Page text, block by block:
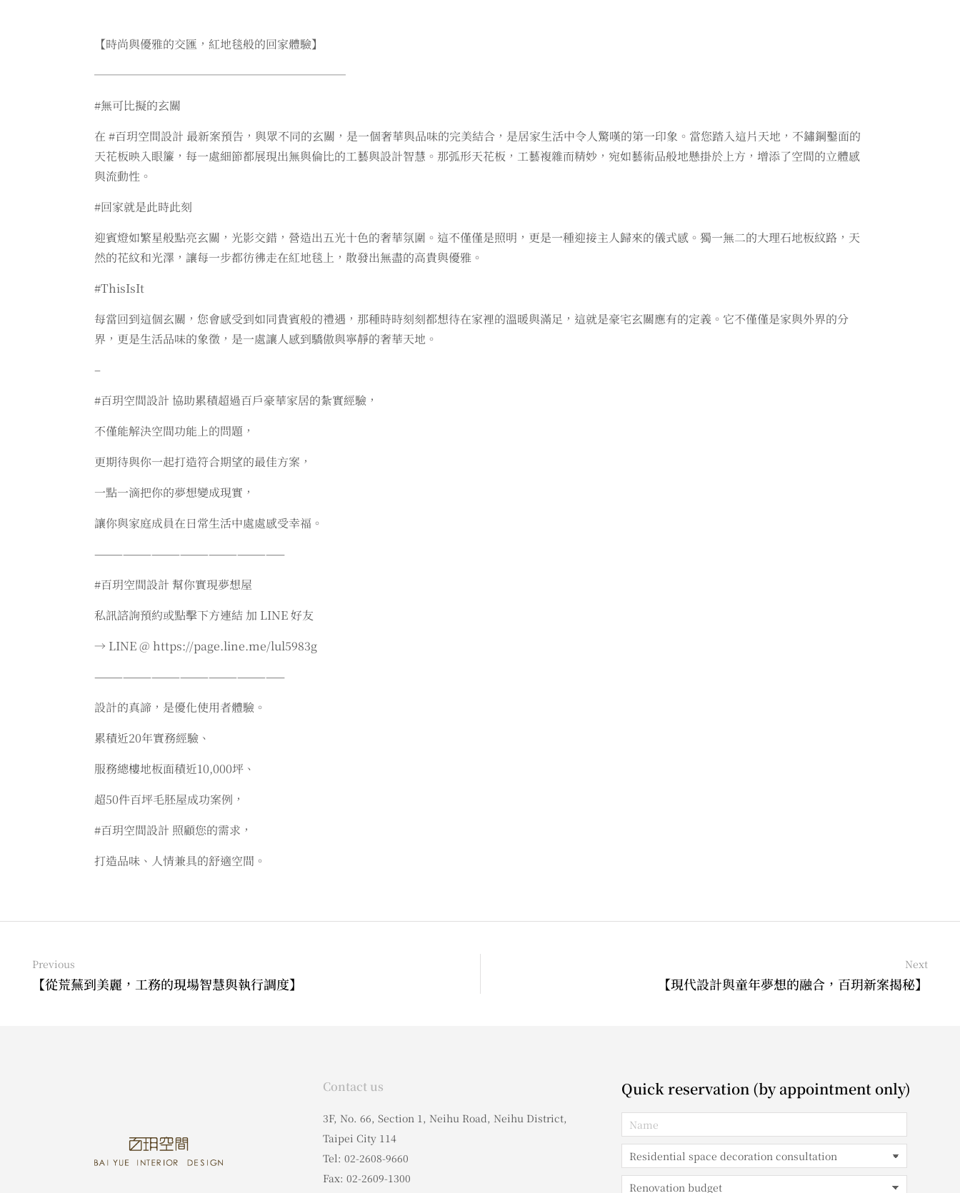
【時尚與優雅的交匯，紅地毯般的回家體驗】
──────────────────────
#無可比擬的玄關
在 #百玥空間設計 最新案預告，與眾不同的玄關，是一個奢華與品味的完美結合，是居家生活中令人驚嘆的第一印象。當您踏入這片天地，不鏽鋼鑿面的
天花板映入眼簾，每一處細節都展現出無與倫比的工藝與設計智慧。那弧形天花板，工藝複雜而精妙，宛如藝術品般地懸掛於上方，增添了空間的立體感
與流動性。
#回家就是此時此刻
迎賓燈如繁星般點亮玄關，光影交錯，營造出五光十色的奢華氛圍。這不僅僅是照明，更是一種迎接主人歸來的儀式感。獨一無二的大理石地板紋路，天
然的花紋和光澤，讓每一步都彷彿走在紅地毯上，散發出無盡的高貴與優雅。
#ThisIsIt
每當回到這個玄關，您會感受到如同貴賓般的禮遇，那種時時刻刻都想待在家裡的溫暖與滿足，這就是豪宅玄關應有的定義。它不僅僅是家與外界的分
界，更是生活品味的象徵，是一處讓人感到驕傲與寧靜的奢華天地。
–
#百玥空間設計 協助累積超過百戶豪華家居的紮實經驗，
不僅能解決空間功能上的問題，
更期待與你一起打造符合期望的最佳方案，
一點一滴把你的夢想變成現實，
讓你與家庭成員在日常生活中處處感受幸福。
————————————————————
#百玥空間設計 幫你實現夢想屋
私訊諮詢預約或點擊下方連結 加 LINE 好友
→ LINE @ https://page.line.me/lul5983g
————————————————————
設計的真諦，是優化使用者體驗。
累積近20年實務經驗、
服務總樓地板面積近10,000坪、
超50件百坪毛胚屋成功案例，
#百玥空間設計 照顧您的需求，
打造品味、人情兼具的舒適空間。
Previous
【從荒蕪到美麗，工務的現場智慧與執行調度】
Next
【現代設計與童年夢想的融合，百玥新案揭秘】
Contact us
3F, No. 66, Section 1, Neihu Road, Neihu District,
Taipei City 114
Tel: 02-2608-9660
Fax: 02-2609-1300
Quick reservation (by appointment only)